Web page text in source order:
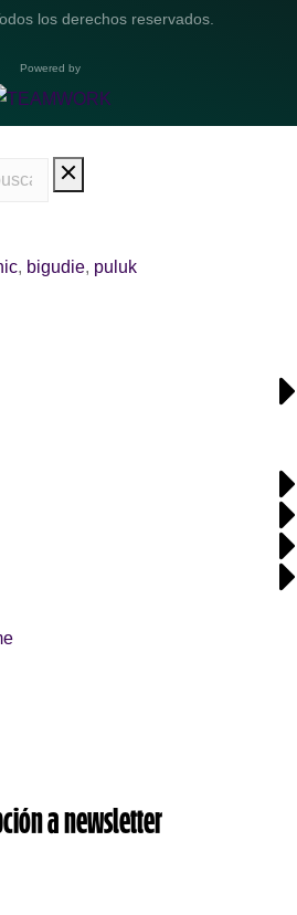
los derechos reservados.
Powered by
, bigudie, puluk
a newsletter